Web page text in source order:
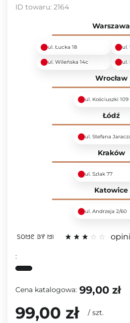
ID towaru: 2164
Warszawa
ul. Łucka 18 ul.
ul. Wileńska 14c ul.
Wrocław
ul. Kościuszki 109
Łódź
ul. Stefana
Kraków
ul. Szlak 77
Katowice
ul. Andrzeja 2/60
:
Cena katalogowa: 99,00 zł
99,00 zł / szt.